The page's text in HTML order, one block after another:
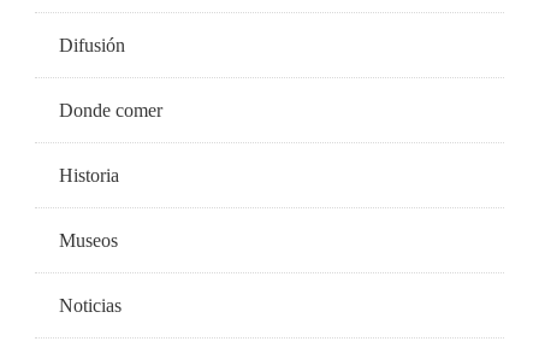
Difusión
Donde comer
Historia
Museos
Noticias